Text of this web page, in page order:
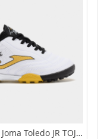
Обувь турф Joma Toledo JR TOJW.2502.TF